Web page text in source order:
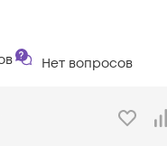
Нет вопросов